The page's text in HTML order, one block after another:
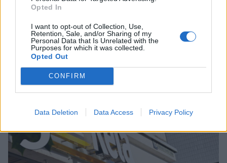
Opted In
I want to opt-out of Collection, Use,
Retention, Sale, and/or Sharing of my
Personal Data that Is Unrelated with the
Purposes for which it was collected.
Opted Out
CONFIRM
Data Deletion Data Access Privacy Policy
UUTISET
Kela muuttaa terapiakäytäntöä
5